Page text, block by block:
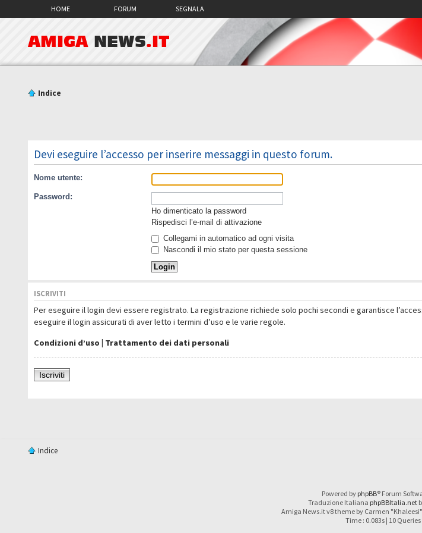
HOME FORUM SEGNALA
AMIGA NEWS.IT
Indice
Devi eseguire l’accesso per inserire messaggi in questo forum.
Nome utente:
Password:
Ho dimenticato la password
Rispedisci l’e-mail di attivazione
Collegami in automatico ad ogni visita
Nascondi il mio stato per questa sessione
ISCRIVITI
Per eseguire il login devi essere registrato. La registrazione richiede solo pochi secondi e garantisce
eseguire il login assicurati di aver letto i termini d’uso e le varie regole.
Condizioni d’uso | Trattamento dei dati personali
Iscriviti
Indice
Powered by phpBB® Forum
Traduzione Italiana phpBBItalia.net
Amiga News.it v8 theme by Carmen
Time : 0.083s | 10 Queries